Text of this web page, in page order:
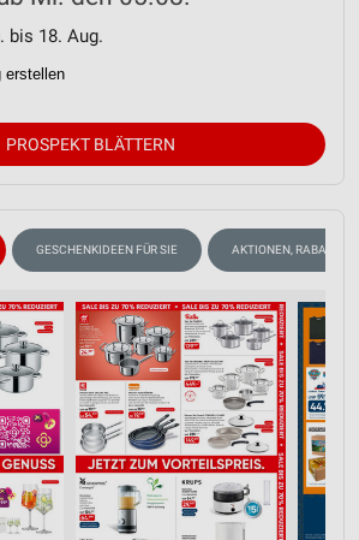
bis 18. Aug.
erstellen
PROSPEKT BLÄTTERN
GESCHENKIDEEN FÜR SIE AKTIONEN, RABATTE